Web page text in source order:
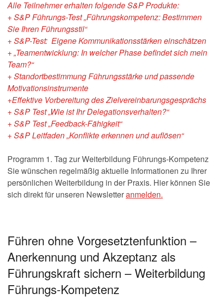
Alle Teilnehmer erhalten folgende S&P Produkte:
+ S&P Führungs-Test „Führungskompetenz: Bestimmen
Sie Ihren Führungsstil“
+ S&P-Test: Eigene Kommunikationsstärken einschätzen
+ „Teamentwicklung: In welcher Phase befindet sich mein
Team?“
+ Standortbestimmung Führungsstärke und passende
Motivationsinstrumente
+Effektive Vorbereitung des Zielvereinbarungsgesprächs
+ S&P Test „Wie ist Ihr Delegationsverhalten?“
+ S&P Test „Feedback-Fähigkeit“
+ S&P Leitfaden „Konflikte erkennen und auflösen“
Programm 1. Tag zur Weiterbildung Führungs-Kompetenz
Sie wünschen regelmäßig aktuelle Informationen zu Ihrer
persönlichen Weiterbildung in der Praxis. Hier können Sie
sich direkt für unseren Newsletteranmelden.
Führen ohne Vorgesetztenfunktion –
Anerkennung und Akzeptanz als
Führungskraft sichern – Weiterbildung
Führungs-Kompetenz